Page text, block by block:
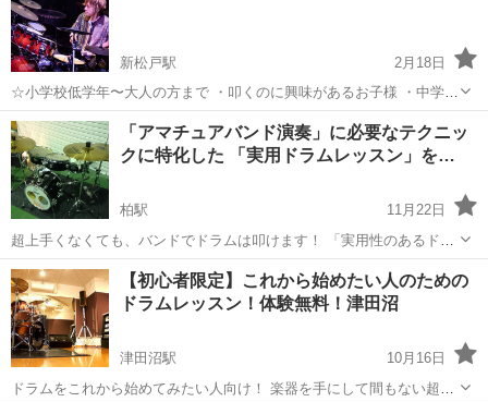
い。 レッスンはスタジオも...
新松戸駅
2月18日
☆小学校低学年〜大人の方まで ・叩くのに興味があるお子様 ・中学、
高校で吹奏楽部や軽音楽部に入ったので、他の人と差をつけたい ・休
みの日の趣味として、ドラムを叩いてスカッとしたい！ ・ドラムのレ
ベルを上げたい ...
千葉 松戸市 新松戸駅 ドラム 課題
「アマチュアバンド演奏」に必要なテクニッ
クに特化した 「実用ドラムレッスン」を…
柏駅
11月22日
超上手くなくても、バンドでドラムは叩けます！ 「実用性のあるドラ
ムレッスン！」 ー 初心者さんも大歓迎です！ ー 難しい事をひたす
ら練習しても、使う場面がなければもったい ないだけ。 趣味から中級
程度ま...
千葉 柏市 柏駅 ドラム スタジオ
【初心者限定】これから始めたい人のための
ドラムレッスン！体験無料！津田沼
津田沼駅
10月16日
ドラムをこれから始めてみたい人向け！ 楽器を手にして間もない超初